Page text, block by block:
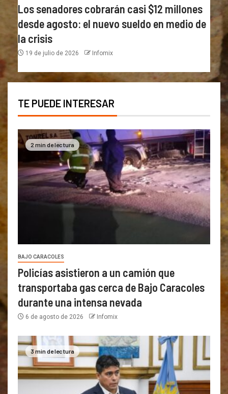
Los senadores cobrarán casi $12 millones
desde agosto: el nuevo sueldo en medio de
la crisis
19 de julio de 2026 Infomix
TE PUEDE INTERESAR
2 min de lectura
BAJO CARACOLES
Policías asistieron a un camión que
transportaba gas cerca de Bajo Caracoles
durante una intensa nevada
6 de agosto de 2026 Infomix
3 min de lectura